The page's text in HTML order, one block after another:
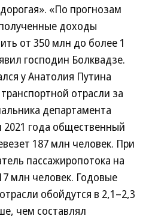
«По прогнозам
доходы
от 350 млн до более 1
господин Болквадзе.
у Анатолия Путина
отрасли за
департамента
2021 года общественный
187 млн человек. При
пассажиропотока на
млн человек. Годовые
обойдутся в 2,1–2,3
чем составлял